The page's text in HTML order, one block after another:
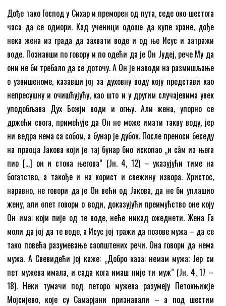
Дође тако Господ у Сихар и преморен од пута, седе око шестога
часа да се одмори. Кад ученици одоше да купе хране, дође
нека жена из града да захвати воде и од ње Исус и затражи
воде. Познавши по говору и по одећи да је Он Јудеј, рече Му да
они не би требало да се доточу. А Он је наводи на размишљање
о узвишеноме, казавши јој за духовну воду коју представи као
непресушну и очишћујућу, као што и у другим случајевима увек
уподобљава Дух Божји води и огњу. Али жена, упорно се
држећи свога, примећује да Он не може имати такву воду, јер
ни ведра нема са собом, а бунар је дубок. После преноси беседу
на праоца Јакова који је тај бунар био ископао „и сâм из њега
пио […] он и стока његова” (Јн. 4, 12) – указујући тиме на
богатство, а такође и на корист и свежину извора. Христос,
наравно, не говори да је Он већи од Јакова, да не би уплашио
жену, али опет говори о води, доказујући преимућство оне коју
Он има: који пије од те воде, неће никад ожеднети. Жена Га
моли да јој да те воде, а Исус јој тражи да позове мужа – да се
тако повећа разумевање саопштених речи. Она говори да нема
мужа. А Свевидећи јој каже: „Добро каза: немам мужа; Јер си
пет мужева имала, и сада кога имаш није ти муж” (Јн. 4, 17 –
18). Неки тумачи под петоро мужева разумеју Петокњижје
Мојсијево, које су Самарјани признавали – а под шестим